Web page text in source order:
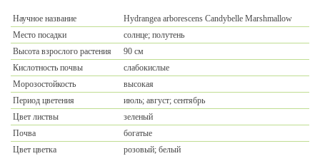
Научное название
Hydrangea arborescens Candybelle Marshmallow
Место посадки
солнце; полутень
Высота взрослого растения
90 см
Кислотность почвы
слабокислые
Морозостойкость
высокая
Период цветения
июль; август; сентябрь
Цвет листвы
зеленый
Почва
богатые
Цвет цветка
розовый; белый